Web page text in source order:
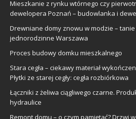
Mieszkanie z rynku wtórnego czy
dewelopera Poznań – budowlanka i
Drewniane domy znowu w modzie –
jednorodzinne Warszawa
Proces budowy domku mieszkalnego
Stara cegła – ciekawy materiał
Płytki ze starej cegły: cegła rozbiórkowa
Łączniki z żeliwa ciągliwego czarne.
hydraulice
Remont domu – o czym pamiętać? Drzwi